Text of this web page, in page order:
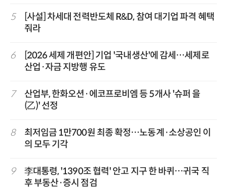
5
[사설] 차세대 전력반도체 R&D, 참여 대기업 파격 혜택
줘라
6
[2026 세제 개편안] 기업 '국내생산'에 감세…세제로
산업·자금 지방행 유도
7
산업부, 한화오션·에코프로비엠 등 5개사 '슈퍼 을
(乙)' 선정
8
최저임금 1만700원 최종 확정…노동계·소상공인 이
의 모두 기각
9
李대통령, '1390조 협력' 안고 지구 한 바퀴…귀국 직
후 부동산·증시 점검